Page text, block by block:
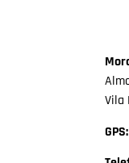
Vila
GPS: